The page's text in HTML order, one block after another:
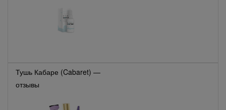
Тушь Кабаре (Cabaret) —
отзывы